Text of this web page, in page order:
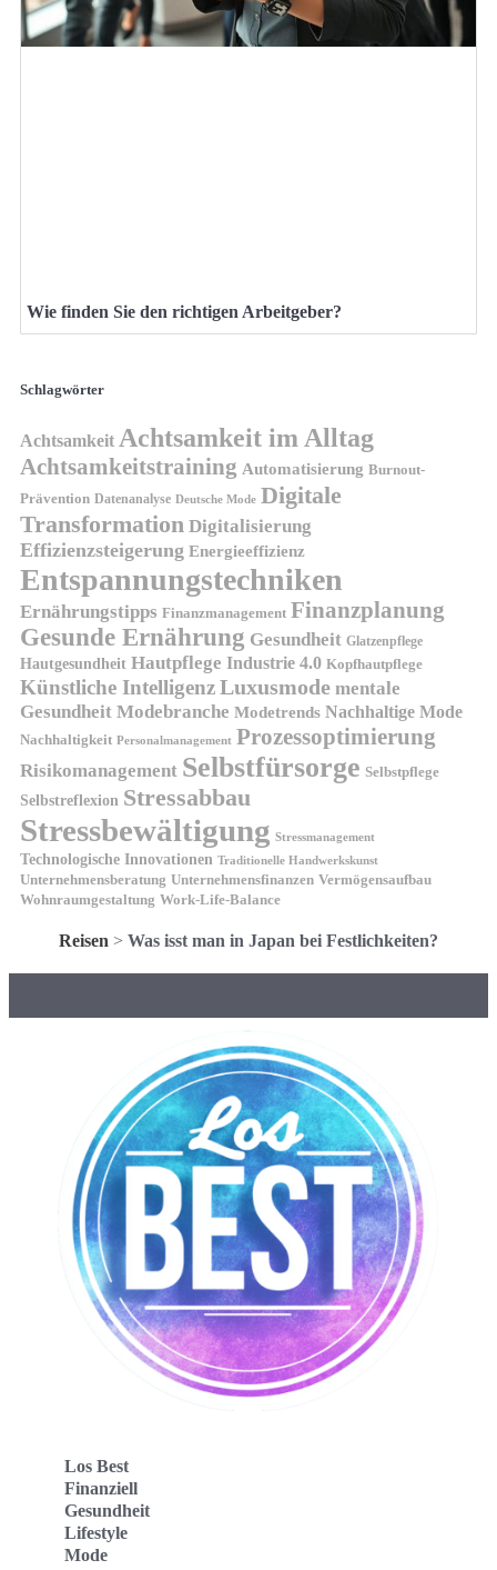
Wie finden Sie den richtigen Arbeitgeber?
Schlagwörter
Achtsamkeit Achtsamkeit im Alltag
Achtsamkeitstraining Automatisierung Burnout-
Prävention Datenanalyse Deutsche Mode Digitale
Transformation Digitalisierung
Effizienzsteigerung Energieeffizienz
Entspannungstechniken
Ernährungstipps Finanzmanagement Finanzplanung
Gesunde Ernährung Gesundheit Glatzenpflege
Hautgesundheit Hautpflege Industrie 4.0 Kopfhautpflege
Künstliche IntelligenzLuxusmode mentale
Gesundheit Modebranche Modetrends Nachhaltige Mode
Nachhaltigkeit Personalmanagement Prozessoptimierung
Risikomanagement Selbstfürsorge Selbstpflege
Selbstreflexion Stressabbau
Stressbewältigung Stressmanagement
Technologische Innovationen Traditionelle Handwerkskunst
Unternehmensberatung Unternehmensfinanzen Vermögensaufbau
Wohnraumgestaltung Work-Life-Balance
Reisen > Was isst man in Japan bei Festlichkeiten?
Los Best
Finanziell
Gesundheit
Lifestyle
Mode